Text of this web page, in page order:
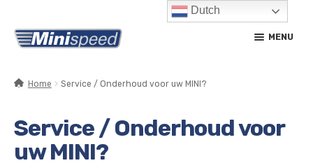
Ga
door
navigatie
Ga
naar
inhoud
MENU
SERVICE / ONDERHOUD
Home Service / Onderhoud voor uw MINI?
Service / Onderhoud voor
uw MINI?
Dutch